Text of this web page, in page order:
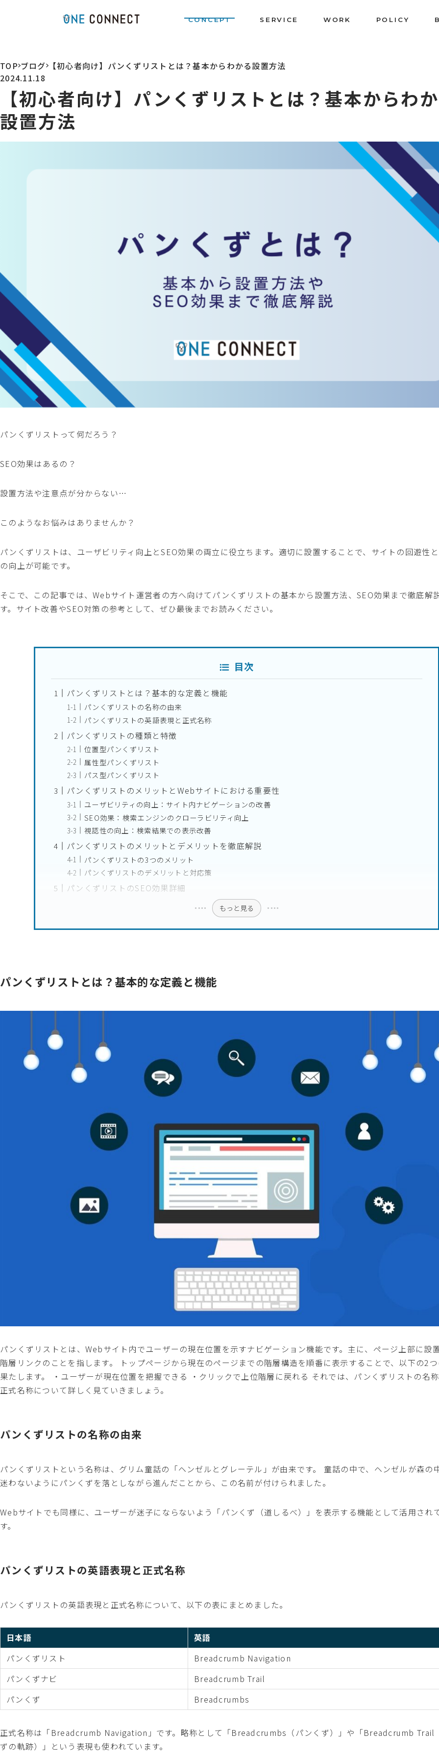
CONCEPT SERVICE WORK POLICY
TOP>ブログ>【初心者向け】パンくずリストとは？基本からわかる設置方法
2024.11.18
【初心者向け】パンくずリストとは？基本からわ
設置方法
パンくずリストって何だろう？
SEO効果はあるの？
設置方法や注意点が分からない…
このようなお悩みはありませんか？
パンくずリストは、ユーザビリティ向上とSEO効果の両立に役立ちます。適切に設置することで、サイトの回遊性
の向上が可能です。
そこで、この記事では、Webサイト運営者の方へ向けてパンくずリストの基本から設置方法、SEO効果まで徹底解
す。サイト改善やSEO対策の参考として、ぜひ最後までお読みください。
目次
パンくずリストとは？基本的な定義と機能
パンくずリストの名称の由来
パンくずリストの英語表現と正式名称
パンくずリストの種類と特徴
位置型パンくずリスト
属性型パンくずリスト
パス型パンくずリスト
パンくずリストのメリットとWebサイトにおける重要性
ユーザビリティの向上：サイト内ナビゲーションの改善
SEO効果：検索エンジンのクローラビリティ向上
視認性の向上：検索結果での表示改善
パンくずリストのメリットとデメリットを徹底解説
パンくずリストの3つのメリット
パンくずリストのデメリットと対応策
パンくずリストのSEO効果詳細
もっと見る
パンくずリストとは？基本的な定義と機能
パンくずリストとは、Webサイト内でユーザーの現在位置を示すナビゲーション機能です。主に、ページ上部に設
階層リンクのことを指します。 トップページから現在のページまでの階層構造を順番に表示することで、以下の2
果たします。 ・ユーザーが現在位置を把握できる ・クリックで上位階層に戻れる それでは、パンくずリストの名
正式名称について詳しく見ていきましょう。
パンくずリストの名称の由来
パンくずリストという名称は、グリム童話の「ヘンゼルとグレーテル」が由来です。 童話の中で、ヘンゼルが森の
迷わないようにパンくずを落としながら進んだことから、この名前が付けられました。
Webサイトでも同様に、ユーザーが迷子にならないよう「パンくず（道しるべ）」を表示する機能として活用され
す。
パンくずリストの英語表現と正式名称
パンくずリストの英語表現と正式名称について、以下の表にまとめました。
日本語
英語
パンくずリスト
Breadcrumb Navigation
パンくずナビ
Breadcrumb Trail
パンくず
Breadcrumbs
正式名称は「Breadcrumb Navigation」です。略称として「Breadcrumbs（パンくず）」や「Breadcrumb Trail
ずの軌跡）」という表現も使われています。